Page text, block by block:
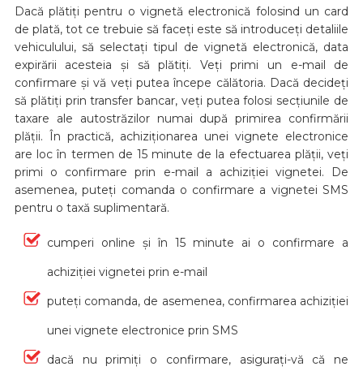
Dacă plătiți pentru o vignetă electronică folosind un card
de plată, tot ce trebuie să faceți este să introduceți detaliile
vehiculului, să selectați tipul de vignetă electronică, data
expirării acesteia și să plătiți. Veți primi un e-mail de
confirmare și vă veți putea începe călătoria. Dacă decideți
să plătiți prin transfer bancar, veți putea folosi secțiunile de
taxare ale autostrăzilor numai după primirea confirmării
plății. În practică, achiziționarea unei vignete electronice
are loc în termen de 15 minute de la efectuarea plății, veți
primi o confirmare prin e-mail a achiziției vignetei. De
asemenea, puteți comanda o confirmare a vignetei SMS
pentru o taxă suplimentară.
cumperi online și în 15 minute ai o confirmare a
achiziției vignetei prin e-mail
puteți comanda, de asemenea, confirmarea achiziției
unei vignete electronice prin SMS
dacă nu primiți o confirmare, asigurați-vă că ne